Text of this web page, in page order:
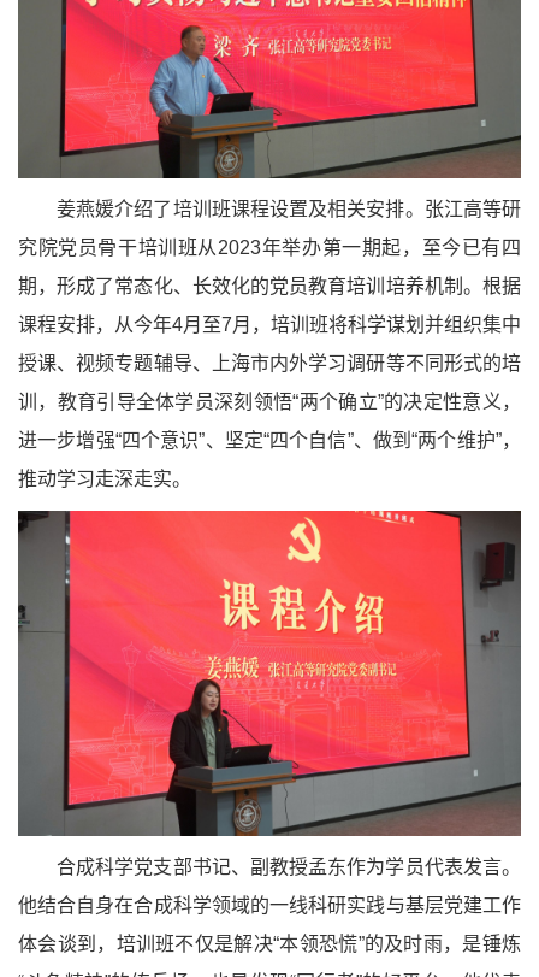
姜燕媛介绍了培训班课程设置及相关安排。张江高等研
究院党员骨干培训班从2023年举办第一期起，至今已有四
期，形成了常态化、长效化的党员教育培训培养机制。根据
课程安排，从今年4月至7月，培训班将科学谋划并组织集中
授课、视频专题辅导、上海市内外学习调研等不同形式的培
训，教育引导全体学员深刻领悟“两个确立”的决定性意义，
进一步增强“四个意识”、坚定“四个自信”、做到“两个维护”，
推动学习走深走实。
合成科学党支部书记、副教授孟东作为学员代表发言。
他结合自身在合成科学领域的一线科研实践与基层党建工作
体会谈到，培训班不仅是解决“本领恐慌”的及时雨，是锤炼